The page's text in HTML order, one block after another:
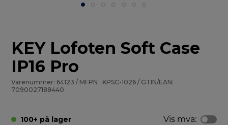
KEY Lofoten Soft Case
IP16 Pro
Varenummer: 64123 / MFPN : KPSC-1026 / GTIN/EAN:
7090027188440
100+ på lager Vis mva: